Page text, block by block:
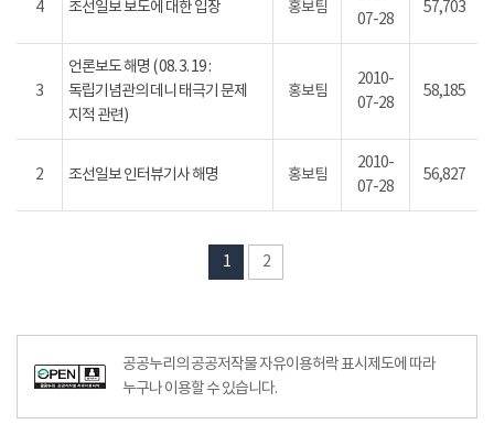
4 조선일보 보도에 대한 입장 홍보팀
07-28
57,703
3
언론보도 해명 ( 08. 3. 19 :
독립기념관의 데니 태극기 문제
지적 관련)
홍보팀
2010-
07-28
58,185
2 조선일보 인터뷰기사 해명 홍보팀
2010-
07-28
56,827
1 2
공공누리의 공공저작물 자유이용허락 표시제도에 따라
누구나 이용할 수 있습니다.